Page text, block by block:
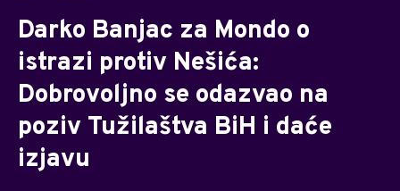
Darko Banjac za Mondo o
istrazi protiv Nešića:
Dobrovoljno se odazvao na
poziv Tužilaštva BiH i daće
izjavu